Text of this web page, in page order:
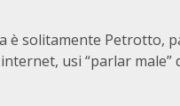
è solitamente Petrotto,
usi “parlar male”